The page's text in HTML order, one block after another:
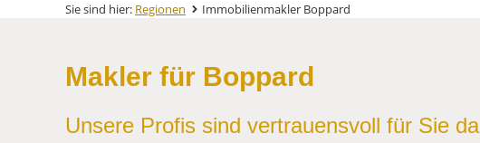
Sie sind hier: Regionen Immobilienmakler Boppard
Makler für Boppard
Unsere Profis sind vertrauensvoll für Sie da